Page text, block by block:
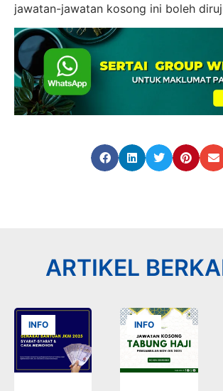
jawatan-jawatan kosong ini boleh
ARTIKEL
INFO INFO